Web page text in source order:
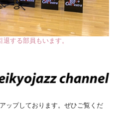
する部員もいます。
ップしております。ぜひご覧くだ